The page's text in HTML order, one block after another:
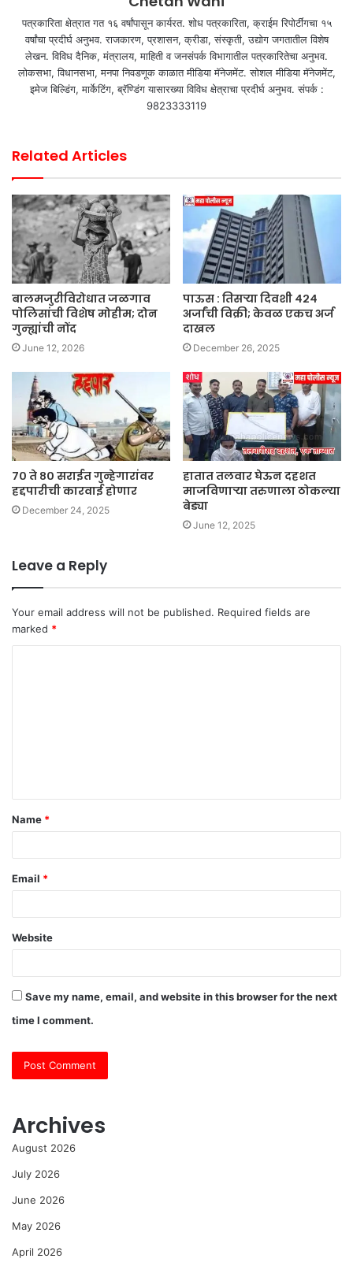
पत्रकारिता क्षेत्रात गत १६ वर्षांपासून कार्यरत. शोध पत्रकारिता, क्राईम रिपोर्टींगचा १५
वर्षांचा प्रदीर्घ अनुभव. राजकारण, प्रशासन, क्रीडा, संस्कृती, उद्योग जगतातील विशेष
लेखन. विविध दैनिक, मंत्रालय, माहिती व जनसंपर्क विभागातील पत्रकारितेचा अनुभव.
लोकसभा, विधानसभा, मनपा निवडणूक काळात मीडिया मॅनेजमेंट. सोशल मीडिया मॅनेजमेंट,
इमेज बिल्डिंग, मार्केटिंग, ब्रॅण्डिंग यासारख्या विविध क्षेत्राचा प्रदीर्घ अनुभव. संपर्क :
9823333119
Related Articles
बालमजुरीविरोधात जळगाव
पोलिसांची विशेष मोहीम; दोन
गुन्ह्यांची नोंद
June 12, 2026
पाऊस : तिसऱ्या दिवशी ४२४
अर्जांची विक्री; केवळ एकच अर्ज
दाखल
December 26, 2025
७० ते ८० सराईत गुन्हेगारांवर
हद्दपारीची कारवाई होणार
December 24, 2025
हातात तलवार घेऊन दहशत
माजविणाऱ्या तरुणाला ठोकल्या
बेड्या
June 12, 2025
Leave a Reply
Your email address will not be published. Required fields are
marked *
t
*
Name *
Email *
Website
Save my name, email, and website in this browser for the next
time I comment.
Archives
August 2026
July 2026
June 2026
May 2026
April 2026